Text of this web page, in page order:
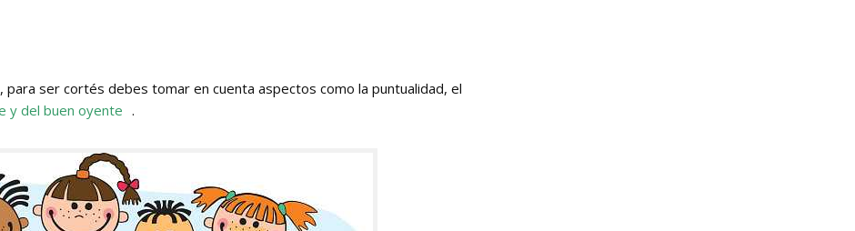
ser cortés debes tomar en cuenta aspectos como la puntualidad, el
y del buen oyente .